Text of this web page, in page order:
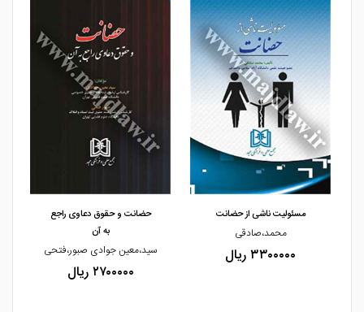
مشاهده و خرید
مسئولیت ناشی از حضانت
محمد،صادقی
۳۳۰۰۰۰۰ ریال
حضانت و حقوق دعاوی راجع
به آن
سید،معین جوادی صبور،فتحی
۲۷۰۰۰۰۰ ریال